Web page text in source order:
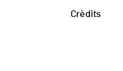
Peu
Crèdits